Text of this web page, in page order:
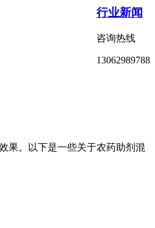
行业新闻
咨询热线
13062989788
果。以下是一些关于农药助剂混